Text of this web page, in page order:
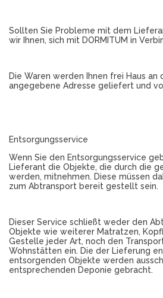
Sollten Sie Probleme mit dem
wir Ihnen, sich mit DORMITUM in
Die Waren werden Ihnen frei Haus an
angegebene Adresse geliefert und
Entsorgungsservice
Wenn Sie den Entsorgungsservice
Lieferant die Objekte, die durch die
werden, mitnehmen. Diese müssen
zum Abtransport bereit gestellt sein.
Dieser Service schließt weder den
Objekte wie weiterer Matratzen,
Gestelle jeder Art, noch den
Wohnstätten ein. Die der Lieferung
entsorgenden Objekte werden
entsprechenden Deponie gebracht.